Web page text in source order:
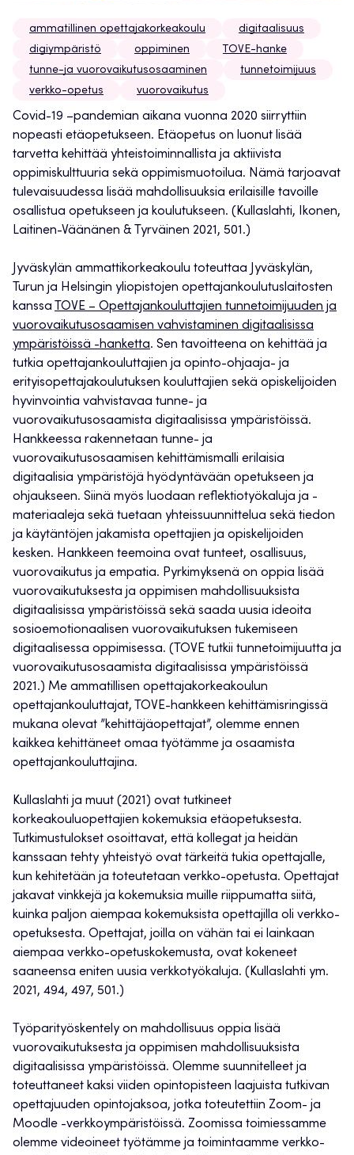
ammatillinen opettajakorkeakoulu
digitaalisuus
digiympäristö
oppiminen
TOVE-hanke
tunne-ja vuorovaikutusosaaminen
tunnetoimijuus
verkko-opetus
vuorovaikutus
Covid-19 –pandemian aikana vuonna 2020 siirryttiin
nopeasti etäopetukseen. Etäopetus on luonut lisää
tarvetta kehittää yhteistoiminnallista ja aktiivista
oppimiskulttuuria sekä oppimismuotoilua. Nämä tarjoavat
tulevaisuudessa lisää mahdollisuuksia erilaisille tavoille
osallistua opetukseen ja koulutukseen. (Kullaslahti, Ikonen,
Laitinen-Väänänen & Tyrväinen 2021, 501.)
Jyväskylän ammattikorkeakoulu toteuttaa Jyväskylän,
Turun ja Helsingin yliopistojen opettajankoulutuslaitosten
kanssa TOVE – Opettajankouluttajien tunnetoimijuuden ja
vuorovaikutusosaamisen vahvistaminen digitaalisissa
ympäristöissä -hanketta. Sen tavoitteena on kehittää ja
tutkia opettajankouluttajien ja opinto-ohjaaja- ja
erityisopettajakoulutuksen kouluttajien sekä opiskelijoiden
hyvinvointia vahvistavaa tunne- ja
vuorovaikutusosaamista digitaalisissa ympäristöissä.
Hankkeessa rakennetaan tunne- ja
vuorovaikutusosaamisen kehittämismalli erilaisia
digitaalisia ympäristöjä hyödyntävään opetukseen ja
ohjaukseen. Siinä myös luodaan reflektiotyökaluja ja -
materiaaleja sekä tuetaan yhteissuunnittelua sekä tiedon
ja käytäntöjen jakamista opettajien ja opiskelijoiden
kesken. Hankkeen teemoina ovat tunteet, osallisuus,
vuorovaikutus ja empatia. Pyrkimyksenä on oppia lisää
vuorovaikutuksesta ja oppimisen mahdollisuuksista
digitaalisissa ympäristöissä sekä saada uusia ideoita
sosioemotionaalisen vuorovaikutuksen tukemiseen
digitaalisessa oppimisessa. (TOVE tutkii tunnetoimijuutta ja
vuorovaikutusosaamista digitaalisissa ympäristöissä
2021.) Me ammatillisen opettajakorkeakoulun
opettajankouluttajat, TOVE-hankkeen kehittämisringissä
mukana olevat ”kehittäjäopettajat”, olemme ennen
kaikkea kehittäneet omaa työtämme ja osaamista
opettajankouluttajina.
Kullaslahti ja muut (2021) ovat tutkineet
korkeakouluopettajien kokemuksia etäopetuksesta.
Tutkimustulokset osoittavat, että kollegat ja heidän
kanssaan tehty yhteistyö ovat tärkeitä tukia opettajalle,
kun kehitetään ja toteutetaan verkko-opetusta. Opettajat
jakavat vinkkejä ja kokemuksia muille riippumatta siitä,
kuinka paljon aiempaa kokemuksista opettajilla oli verkko-
opetuksesta. Opettajat, joilla on vähän tai ei lainkaan
aiempaa verkko-opetuskokemusta, ovat kokeneet
saaneensa eniten uusia verkkotyökaluja. (Kullaslahti ym.
2021, 494, 497, 501.)
Työparityöskentely on mahdollisuus oppia lisää
vuorovaikutuksesta ja oppimisen mahdollisuuksista
digitaalisissa ympäristöissä. Olemme suunnitelleet ja
toteuttaneet kaksi viiden opintopisteen laajuista tutkivan
opettajuuden opintojaksoa, jotka toteutettiin Zoom- ja
Moodle -verkkoympäristöissä. Zoomissa toimiessamme
olemme videoineet työtämme ja toimintaamme verkko-